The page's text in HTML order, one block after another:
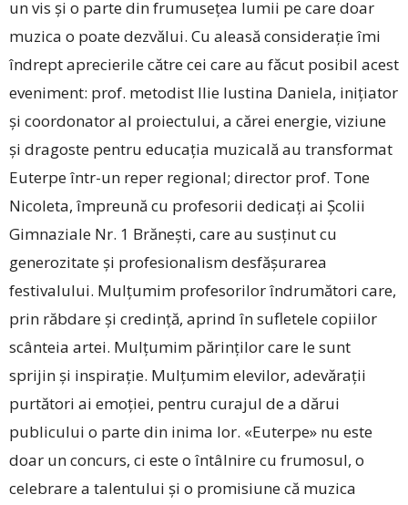
un vis și o parte din frumusețea lumii pe care doar
muzica o poate dezvălui. Cu aleasă considerație îmi
îndrept aprecierile către cei care au făcut posibil acest
eveniment: prof. metodist Ilie Iustina Daniela, inițiator
și coordonator al proiectului, a cărei energie, viziune
și dragoste pentru educația muzicală au transformat
Euterpe într-un reper regional; director prof. Tone
Nicoleta, împreună cu profesorii dedicați ai Școlii
Gimnaziale Nr. 1 Brănești, care au susținut cu
generozitate și profesionalism desfășurarea
festivalului. Mulțumim profesorilor îndrumători care,
prin răbdare și credință, aprind în sufletele copiilor
scânteia artei. Mulțumim părinților care le sunt
sprijin și inspirație. Mulțumim elevilor, adevărații
purtători ai emoției, pentru curajul de a dărui
publicului o parte din inima lor. «Euterpe» nu este
doar un concurs, ci este o întâlnire cu frumosul, o
celebrare a talentului și o promisiune că muzica